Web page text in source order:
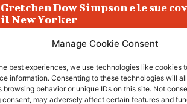
Manage Cookie Consent
best experiences, we use technologies like cookies
information. Consenting to these technologies will
browsing behavior or unique IDs on this site. Not
may adversely affect certain features and
Gretchen Dow Simpson e le sue
il New Yorker
Ancora dossieraggi e schedature
Podlech, il Cile lo ha condannato
all’ergastolo
Era ubriaca…